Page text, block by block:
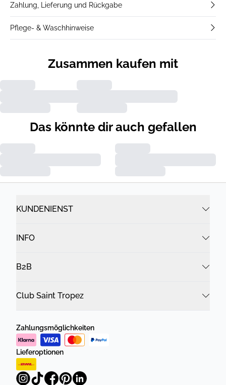
Zahlung, Lieferung und Rückgabe
Pflege- & Waschhinweise
Zusammen kaufen mit
Das könnte dir auch gefallen
KUNDENIENST
INFO
B2B
Club Saint Tropez
Zahlungsmöglichkeiten
Lieferoptionen